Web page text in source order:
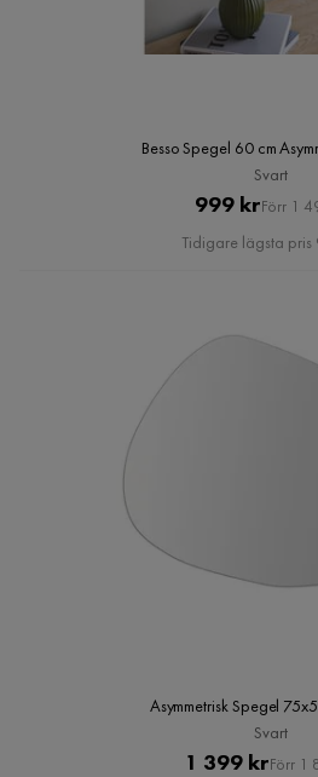
Besso Spegel 60 cm
Svart
Pris
999 kr
Pris
Förr 1
Tidigare lägsta pris
Asymmetrisk Spegel
Svart
Pris
1 399 krFörr 1